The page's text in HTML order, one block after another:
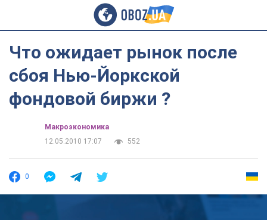
Что ожидает рынок после
cбоя Нью-Йоркской
фондовой биржи ?
Mакроэкономика
12.05.2010 17:07
552
0